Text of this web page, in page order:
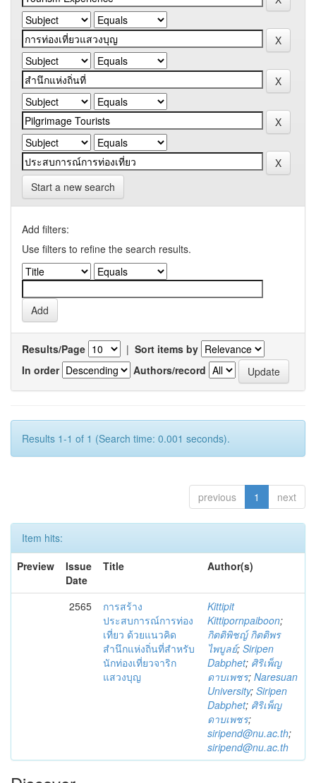
Start a new search
Add filters:
Use filters to refine the search results.
Results/Page | Sort items by
In order
Authors/record
Results 1-1 of 1 (Search time: 0.001 seconds).
previous 1 next
Item hits:
Preview
Issue
Date
Title Author(s)
2565
การสร้าง
ประสบการณ์การท่อง
เที่ยว ด้วยแนวคิด
สำนึกแห่งถิ่นที่สำหรับ
นักท่องเที่ยวจาริก
แสวงบุญ
Kittipit
Kittipornpaiboon;
กิตติพิชญ์ กิตติพร
ไพบูลย์; Siripen
Dabphet; ศิริเพ็ญ
ดาบเพชร; Naresuan
University; Siripen
Dabphet; ศิริเพ็ญ
ดาบเพชร;
siripend@nu.ac.th;
siripend@nu.ac.th